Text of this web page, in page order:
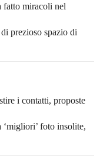
fatto miracoli nel
prezioso spazio di
i contatti, proposte
foto insolite,